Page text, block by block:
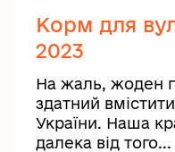
Корм для
2023
На жаль, жоден
здатний
України. Наша
далека від того...